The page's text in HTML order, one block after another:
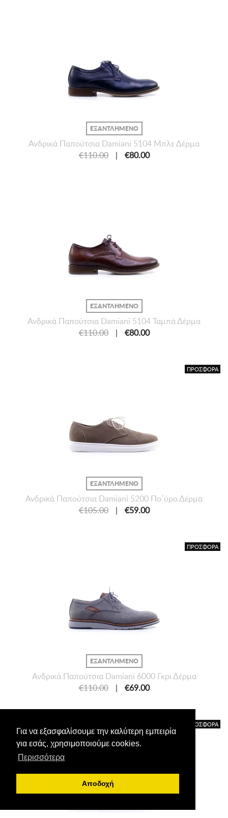
Για να εξασφαλίσουμε την καλύτερη εμπειρία
για εσάς, χρησιμοποιούμε cookies.
Περισσότερα
Αποδοχή
ΕΞΑΝΤΛΗΜΕΝΟ
Ανδρικά Παπούτσια Damiani 5104 Μπλε Δέρμα
€110.00
| €80.00
ΕΞΑΝΤΛΗΜΕΝΟ
Ανδρικά Παπούτσια Damiani 5104 Ταμπά Δέρμα
€110.00
| €80.00
ΠΡΟΣΦΟΡΑ
ΕΞΑΝΤΛΗΜΕΝΟ
Ανδρικά Παπούτσια Damiani 5200 Πο΄ύρο Δέρμα
€105.00
| €59.00
ΠΡΟΣΦΟΡΑ
ΕΞΑΝΤΛΗΜΕΝΟ
Ανδρικά Παπούτσια Damiani 6000 Γκρι Δέρμα
€110.00
| €69.00
ΠΡΟΣΦΟΡΑ